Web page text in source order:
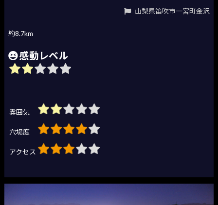
山梨県笛吹市一宮町金沢
約8.7km
感動レベル
雰囲気
穴場度
アクセス